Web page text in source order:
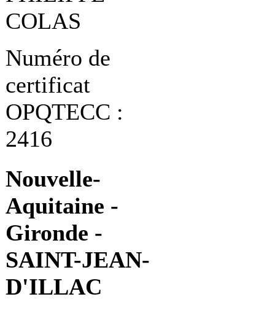
COLAS
Numéro de
certificat
OPQTECC :
2416
Nouvelle-
Aquitaine -
Gironde -
SAINT-JEAN-
D'ILLAC